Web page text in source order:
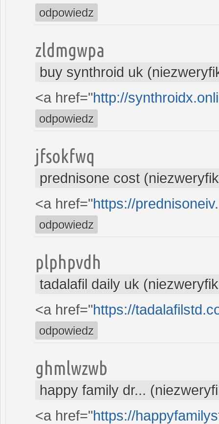
odpowiedz
zldmgwpa
buy synthroid uk
<a href="http://
odpowiedz
jfsokfwq
prednisone cost
<a href="https://
odpowiedz
plphpvdh
tadalafil daily uk
<a href="https://
odpowiedz
ghmlwzwb
happy family dr...
<a href="https://